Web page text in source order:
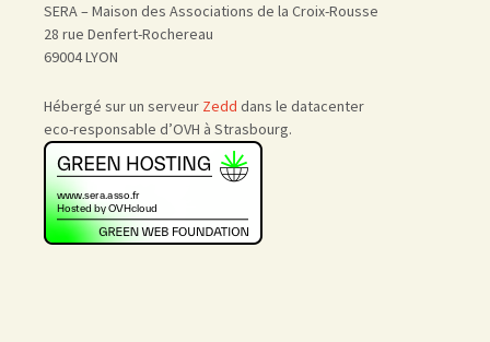
SERA – Maison des Associations de la Croix-Rousse
28 rue Denfert-Rochereau
69004 LYON
Hébergé sur un serveur Zedd dans le datacenter
eco-responsable d’OVH à Strasbourg.